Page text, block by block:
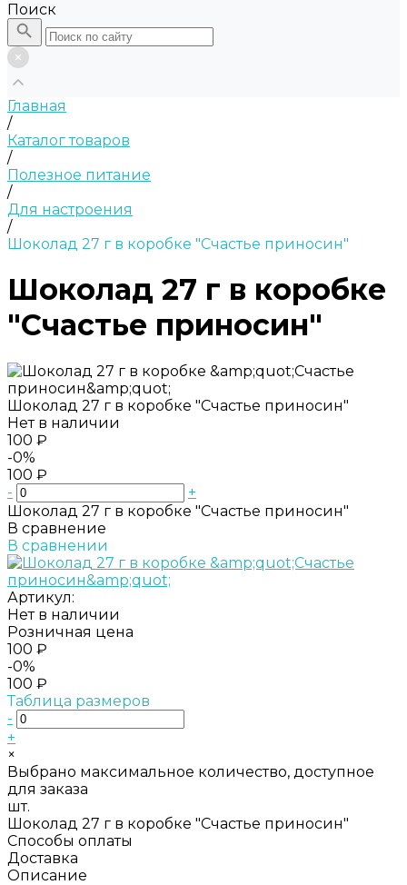
Поиск
Главная
/
Каталог товаров
/
Полезное питание
/
Для настроения
/
Шоколад 27 г в коробке "Счастье приносин"
Шоколад 27 г в коробке
"Счастье приносин"
Шоколад 27 г в коробке "Счастье приносин"
Нет в наличии
100 ₽
-0%
100 ₽
-
+
Шоколад 27 г в коробке "Счастье приносин"
В сравнение
В сравнении
Артикул:
Нет в наличии
Розничная цена
100 ₽
-0%
100 ₽
Таблица размеров
-
+
×
Выбрано максимальное количество, доступное
для заказа
шт.
Шоколад 27 г в коробке "Счастье приносин"
Способы оплаты
Доставка
Описание